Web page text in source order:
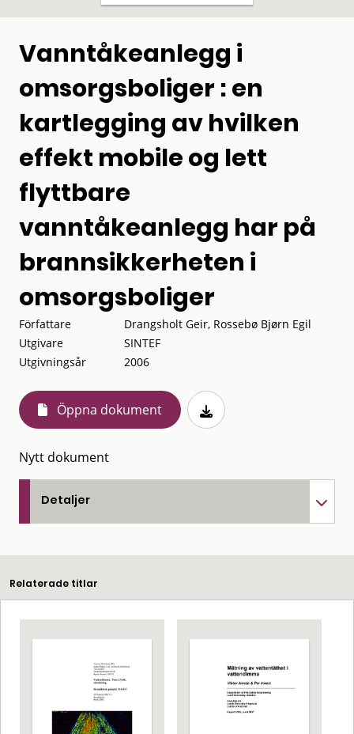
Vanntåkeanlegg i
omsorgsboliger : en
kartlegging av hvilken
effekt mobile og lett
flyttbare
vanntåkeanlegg har på
brannsikkerheten i
omsorgsboliger
Författare
Drangsholt Geir, Rossebø Bjørn Egil
Utgivare
SINTEF
Utgivningsår
2006
Öppna dokument
Nytt dokument
Detaljer
Relaterade titlar